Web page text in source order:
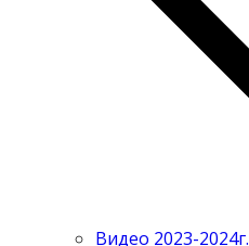
Видео 2023-2024г.